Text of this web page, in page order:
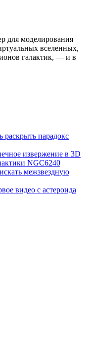
для моделирования
вселенных,
галактик, — и в
парадокс
извержение в 3D
NGC6240
межзвездную
видео с астероида